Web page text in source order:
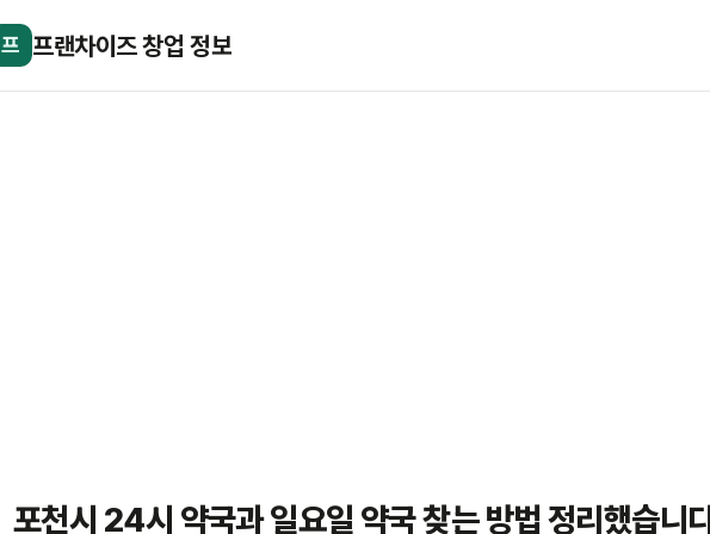
프 프랜차이즈 창업 정보
포천시 24시 약국과 일요일 약국 찾는 방법 정리했습니